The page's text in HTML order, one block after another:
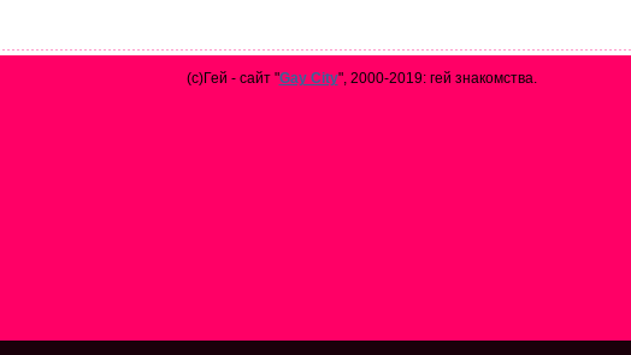
(с)Гей - сайт "Gay City", 2000-2019: гей знакомства.